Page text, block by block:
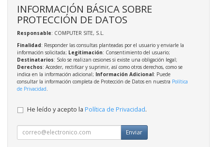
INFORMACIÓN BÁSICA SOBRE
PROTECCIÓN DE DATOS
Responsable: COMPUTER SITE, S.L.
Finalidad: Responder las consultas planteadas por el usuario y enviarle la
información solicitada; Legitimación: Consentimiento del usuario;
Destinatarios: Solo se realizan cesiones si existe una obligación legal;
Derechos: Acceder, rectificar y suprimir, así como otros derechos, como se
indica en la información adicional; Información Adicional: Puede
consultar la información completa de Protección de Datos en nuestra Política
de Privacidad
He leído y acepto la Política de Privacidad.
Enviar